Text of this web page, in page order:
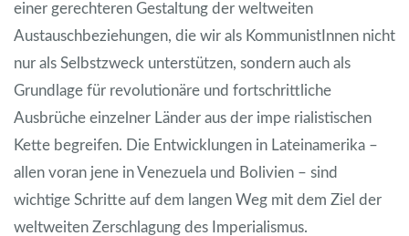
einer gerechteren Gestaltung der weltweiten
Austauschbeziehungen, die wir als KommunistInnen nicht
nur als Selbstzweck unterstützen, sondern auch als
Grundlage für revolutionäre und fortschrittliche
Ausbrüche einzelner Länder aus der impe rialistischen
Kette begreifen. Die Entwicklungen in Lateinamerika –
allen voran jene in Venezuela und Bolivien – sind
wichtige Schritte auf dem langen Weg mit dem Ziel der
weltweiten Zerschlagung des Imperialismus.